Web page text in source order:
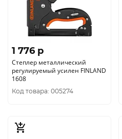
1 776 p
Степлер металлический
регулируемый усилен FINLAND
1608
Код товара: 005274